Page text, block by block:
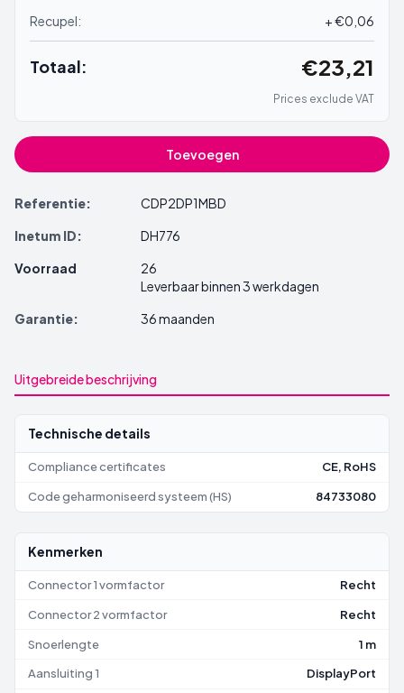
Recupel: + €0,06
Totaal: €23,21
Prices exclude VAT
Toevoegen
Referentie:
CDP2DP1MBD
Inetum ID:
DH776
Voorraad
26
Leverbaar binnen 3 werkdagen
Garantie:
36 maanden
Uitgebreide beschrijving
Technische details
Compliance certificates CE, RoHS
Code geharmoniseerd systeem (HS) 84733080
Kenmerken
Connector 1 vormfactor Recht
Connector 2 vormfactor Recht
Snoerlengte 1 m
Aansluiting 1 DisplayPort